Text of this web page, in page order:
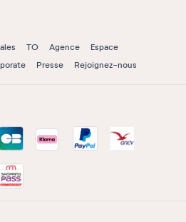
TO Agence
Espace
Presse Rejoignez-nous